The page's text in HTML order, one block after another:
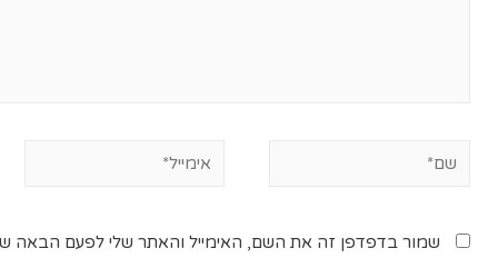
שמור בדפדפן זה את השם, האימייל והאתר שלי לפעם הבאה